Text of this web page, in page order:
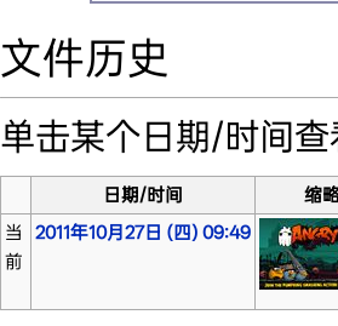
文件历史
单击某个日期/时间
日期/时间
缩
当
前
2011年10月27日 (四) 09:49